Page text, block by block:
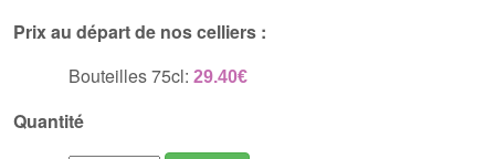
Prix au départ de nos celliers :
Bouteilles 75cl: 29.40€
Quantité